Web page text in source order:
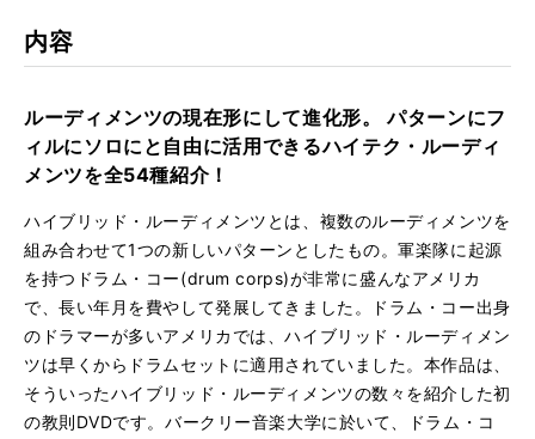
品番
内容
ルーディメンツの現在形にして進化形。 パターンにフ
ィルにソロにと自由に活用できるハイテク・ルーディ
メンツを全54種紹介！
ハイブリッド・ルーディメンツとは、複数のルーディメンツを
組み合わせて1つの新しいパターンとしたもの。軍楽隊に起源
を持つドラム・コー(drum corps)が非常に盛んなアメリカ
で、長い年月を費やして発展してきました。ドラム・コー出身
のドラマーが多いアメリカでは、ハイブリッド・ルーディメン
ツは早くからドラムセットに適用されていました。本作品は、
そういったハイブリッド・ルーディメンツの数々を紹介した初
の教則DVDです。バークリー音楽大学に於いて、ドラム・コ